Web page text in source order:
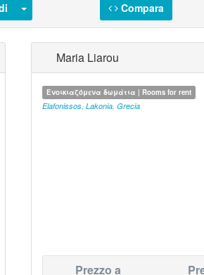
Compara
Maria Liarou
Ενοικιαζόμενα δωμάτια | Rooms for rent
Elafonissos, Lakonia, Grecia
Prezzo a